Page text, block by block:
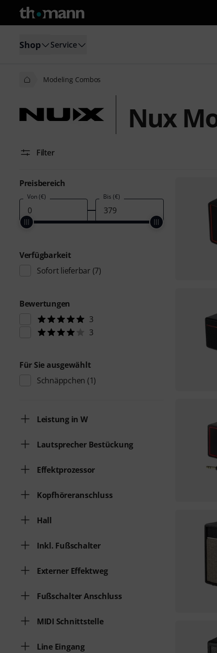
Shop Service
Modeling Combos
Nux
Filter
Preisbereich
Von (€) Bis (€)
Verfügbarkeit
Sofort lieferbar (7)
Bewertungen
3
3
Für Sie ausgewählt
Schnäppchen (1)
Leistung in W
Lautsprecher Bestückung
Effektprozessor
Kopfhöreranschluss
Hall
Inkl. Fußschalter
Externer Effektweg
Fußschalter Anschluss
MIDI Schnittstelle
Line Eingang